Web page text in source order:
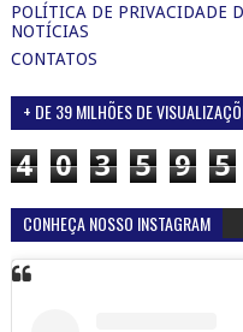
POLÍTICA DE PRIVACIDADE
NOTÍCIAS
CONTATOS
+ DE 39 MILHÕES DE
4 0 3 5 9 5
CONHEÇA NOSSO INSTAGRAM